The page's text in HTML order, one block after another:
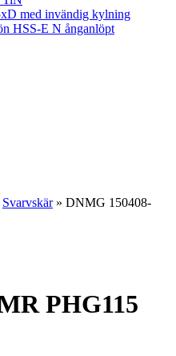
med invändig kylning
HSS-E N ånganlöpt
Svarvskär» DNMG 150408-
PHG115